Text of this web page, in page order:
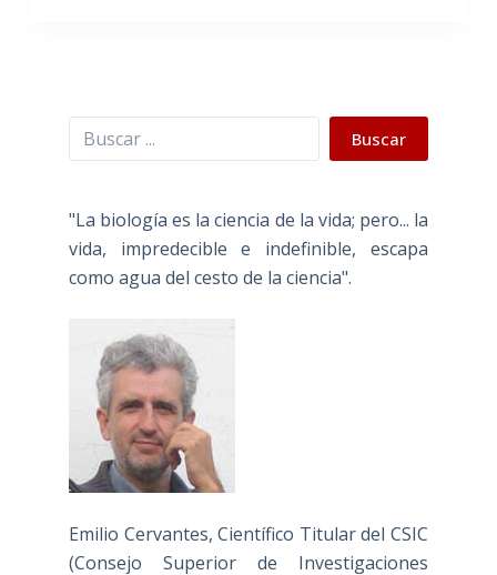
Buscar Buscar
"La biología es la ciencia de la vida; pero... la
vida, impredecible e indefinible, escapa
como agua del cesto de la ciencia".
Emilio Cervantes, Científico Titular del CSIC
(Consejo Superior de Investigaciones